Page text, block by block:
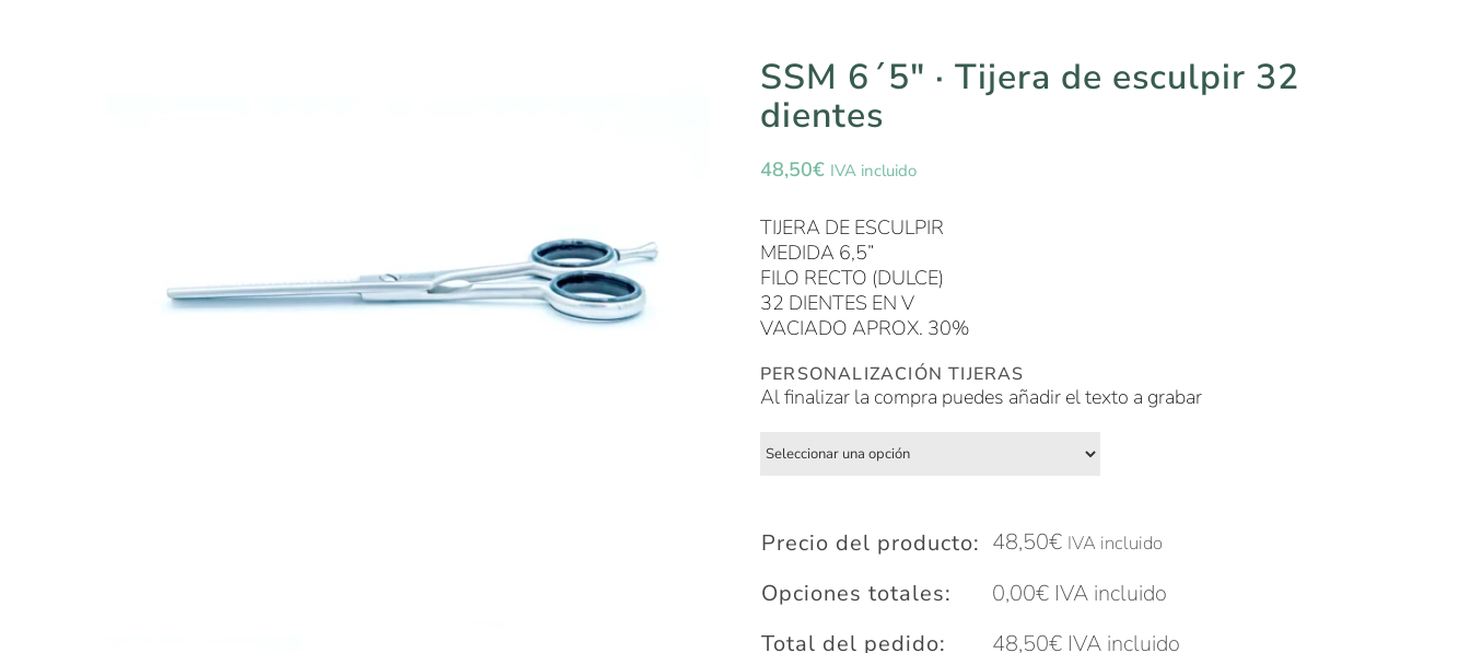
SSM 6´5″ · Tijera de esculpir 32
dientes
48,50€ IVA incluido
TIJERA DE ESCULPIR
MEDIDA 6,5”
FILO RECTO (DULCE)
32 DIENTES EN V
VACIADO APROX. 30%
PERSONALIZACIÓN TIJERAS
Al finalizar la compra puedes añadir el texto a grabar
Precio del producto: 48,50€ IVA incluido
Opciones totales: 0,00€IVA incluido
Total del pedido:
48,50€IVA incluido